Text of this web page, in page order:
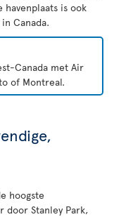
havenplaats is ook
Canada.
Canada met Air
of Montreal.
hoogste
door Stanley Park,